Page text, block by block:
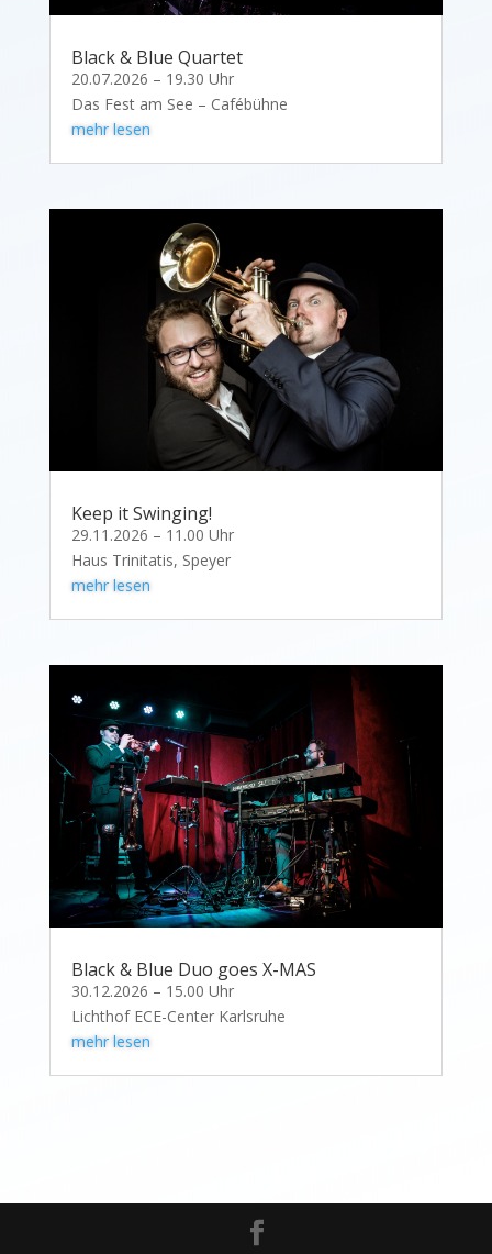
Black & Blue Quartet
20.07.2026 – 19.30 Uhr
Das Fest am See – Cafébühne
mehr lesen
Keep it Swinging!
29.11.2026 – 11.00 Uhr
Haus Trinitatis, Speyer
mehr lesen
Black & Blue Duo goes X-MAS
30.12.2026 – 15.00 Uhr
Lichthof ECE-Center Karlsruhe
mehr lesen